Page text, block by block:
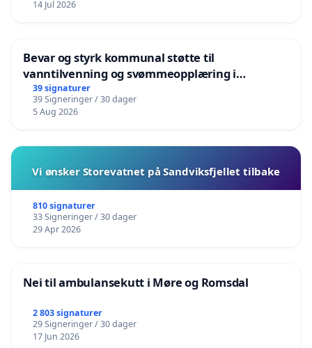
14 Jul 2026
Bevar og styrk kommunal støtte til
vanntilvenning og svømmeopplæring i
barnehagene i Haugesund
39 signaturer
39 Signeringer / 30 dager
5 Aug 2026
Vi ønsker Storevatnet på Sandviksfjellet tilbake
810 signaturer
33 Signeringer / 30 dager
29 Apr 2026
Nei til ambulansekutt i Møre og Romsdal
2 803 signaturer
29 Signeringer / 30 dager
17 Jun 2026